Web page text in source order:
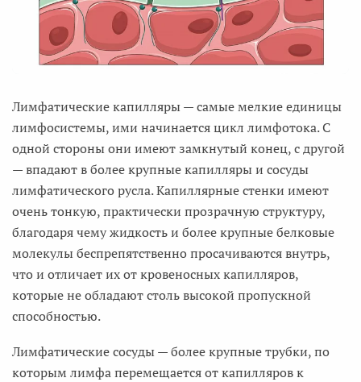
Лимфатические капилляры — самые мелкие единицы
лимфосистемы, ими начинается цикл лимфотока. С
одной стороны они имеют замкнутый конец, с другой
— впадают в более крупные капилляры и сосуды
лимфатического русла. Капиллярные стенки имеют
очень тонкую, практически прозрачную структуру,
благодаря чему жидкость и более крупные белковые
молекулы беспрепятственно просачиваются внутрь,
что и отличает их от кровеносных капилляров,
которые не обладают столь высокой пропускной
способностью.
Лимфатические сосуды — более крупные трубки, по
которым лимфа перемещается от капилляров к